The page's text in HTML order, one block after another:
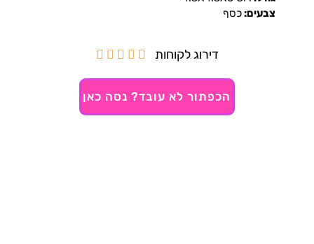
צבעים:כסף
דירוג לקוחות 




הכפתור לא עובד? נסה כאן